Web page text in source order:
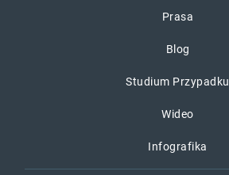
Prasa
Blog
Studium Przypadku
Wideo
Infografika